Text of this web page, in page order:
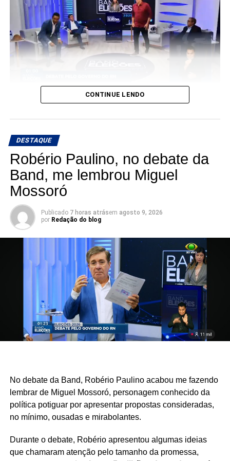
Em uma intervenção contundente no primeiro bloco do
debate com candidatos ao Governo do RN, Cadu de Lula,
subiu o tom contra seus oponentes, expondo o que
chamou de “descaso e retrocesso”.
Cadu apontou Álvaro Dias (PL) como o responsável por
destruir o maior cartão-postal de Natal, a Praia de Ponta
Negra, e por inaugurar um hospital que, mesmo após 2
anos da inauguração, segue sem atender um único
CONTINUE LENDO
DESTAQUE
Robério Paulino, no debate da
Band, me lembrou Miguel
Mossoró
Publicado 7 horas atrásem agosto 9, 2026
por Redação do blog
No debate da Band, Robério Paulino acabou me fazendo
lembrar de Miguel Mossoró, personagem conhecido da
política potiguar por apresentar propostas consideradas,
no mínimo, ousadas e mirabolantes.
Durante o debate, Robério apresentou algumas ideias
que chamaram atenção pelo tamanho da promessa,